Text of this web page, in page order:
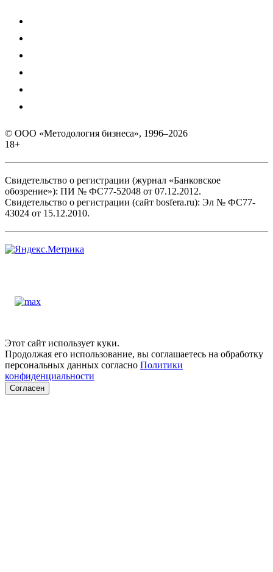
© ООО «Методология бизнеса», 1996–2026
18+
Свидетельство о регистрации (журнал «Банковское
обозрение»): ПИ № ФС77-52048 от 07.12.2012.
Свидетельство о регистрации (сайт bosfera.ru): Эл № ФС77-
43024 от 15.12.2010.
Этот сайт использует куки.
Продолжая его использование, вы соглашаетесь на обработку
персональных данных согласно Политики
конфиденциальности
Согласен